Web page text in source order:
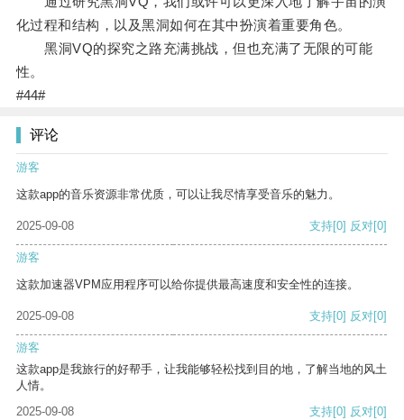
化过程和结构，以及黑洞如何在其中扮演着重要角色。
黑洞VQ的探究之路充满挑战，但也充满了无限的可能
性。
#44#
评论
游客
这款app的音乐资源非常优质，可以让我尽情享受音乐的魅力。
2025-09-08 支持[0] 反对[0]
游客
这款加速器VPM应用程序可以给你提供最高速度和安全性的连接。
2025-09-08 支持[0] 反对[0]
游客
这款app是我旅行的好帮手，让我能够轻松找到目的地，了解当地的风土
人情。
2025-09-08
支持[0] 反对[0]